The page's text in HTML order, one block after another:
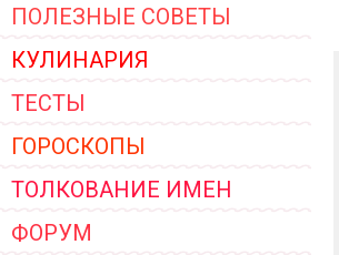
ПОЛЕЗНЫЕ СОВЕТЫ
КУЛИНАРИЯ
ТЕСТЫ
ГОРОСКОПЫ
ТОЛКОВАНИЕ ИМЕН
ФОРУМ